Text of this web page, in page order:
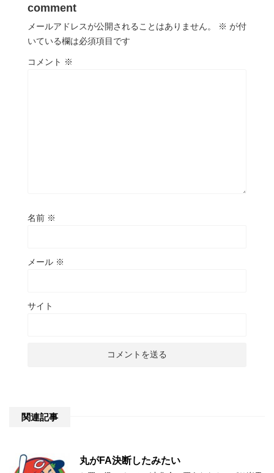
comment
メールアドレスが公開されることはありません。 ※ が付
いている欄は必須項目です
コメント ※
名前 ※
メール ※
サイト
関連記事
丸がFA決断したみたい